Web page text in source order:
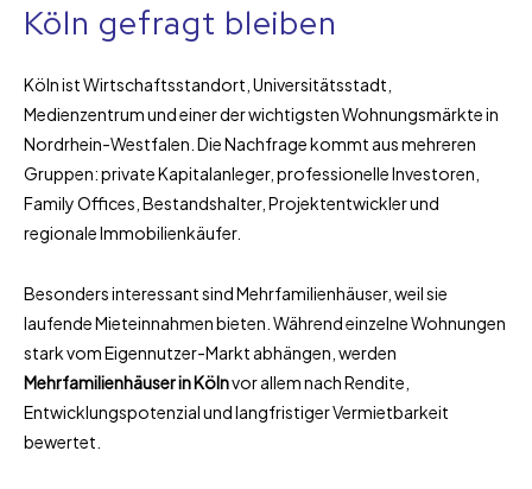
Köln gefragt bleiben
Köln ist Wirtschaftsstandort, Universitätsstadt,
Medienzentrum und einer der wichtigsten Wohnungsmärkte in
Nordrhein-Westfalen. Die Nachfrage kommt aus mehreren
Gruppen: private Kapitalanleger, professionelle Investoren,
Family Offices, Bestandshalter, Projektentwickler und
regionale Immobilienkäufer.
Besonders interessant sind Mehrfamilienhäuser, weil sie
laufende Mieteinnahmen bieten. Während einzelne Wohnungen
stark vom Eigennutzer-Markt abhängen, werden
Mehrfamilienhäuser in Kölnvor allem nach Rendite,
Entwicklungspotenzial und langfristiger Vermietbarkeit
bewertet.